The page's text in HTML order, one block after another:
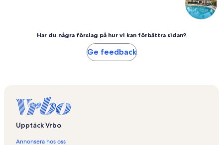
Har du några förslag på hur vi kan förbättra sidan?
Ge feedback
Upptäck Vrbo
Annonsera hos oss